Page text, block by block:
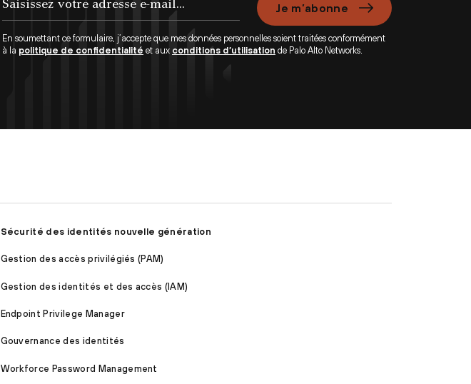
Je m’abonne
En soumettant ce formulaire, j’accepte que mes données personnelles soient traitées conformément
à la politique de confidentialité et aux conditions d’utilisation de Palo Alto Networks.
Sécurité des identités nouvelle génération
Gestion des accès privilégiés (PAM)
Gestion des identités et des accès (IAM)
Endpoint Privilege Manager
Gouvernance des identités
Workforce Password Management